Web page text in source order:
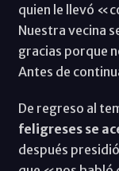
quien le llevó
Nuestra vecina
gracias porque
Antes de
De regreso al
feligreses se
después